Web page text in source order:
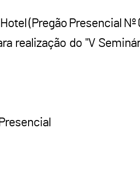
(Pregão Presencial Nº
realização do "V